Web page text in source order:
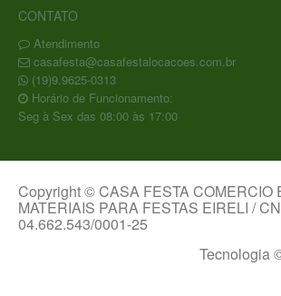
CONTATO
Atendimento
casafesta@casafestalocacoes.com.br
(19)9.9625-0313
Horário de Funcionamento:
Seg à Sex das 08:00 às 17:00
Copyright © CASA FESTA COMERCIO
MATERIAIS PARA FESTAS EIRELI /
04.662.543/0001-25
Tecnologia